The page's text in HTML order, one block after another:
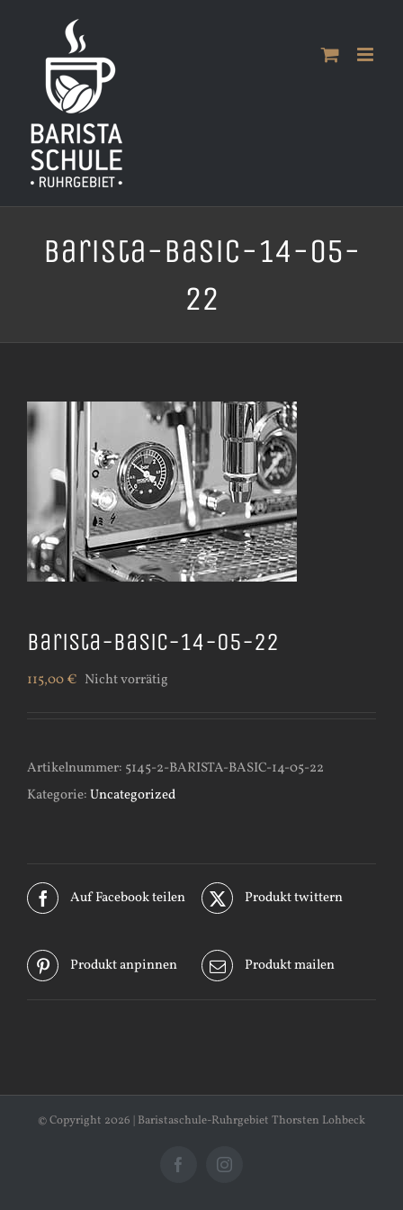
springen
Barista-Basic-14-05-
22
Barista-Basic-14-05-22
115,00€ Nicht vorrätig
Artikelnummer: 5145-2-BARISTA-BASIC-14-05-22
Kategorie:Uncategorized
Auf Facebook teilen Produkt twittern
Produkt anpinnen Produkt mailen
© Copyright 2026 | Baristaschule-Ruhrgebiet Thorsten Lohbeck
FacebookInstagram